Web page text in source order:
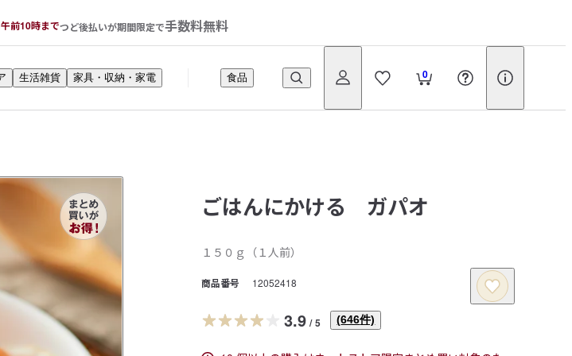
前10時までつど後払いが期間限定で手数料無料
0
生活雑貨 家具・収納・家電 食品
ごはんにかける ガパオ
１５０ｇ（１人前）
商品番号 12052418
3.9 / 5 (646件)